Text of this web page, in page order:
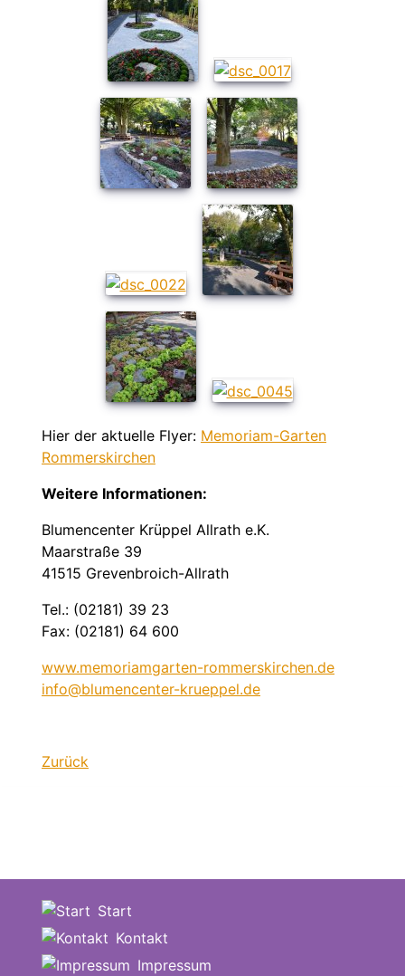
Hier der aktuelle Flyer: Memoriam-Garten
Rommerskirchen
Weitere Informationen:
Blumencenter Krüppel Allrath e.K.
Maarstraße 39
41515 Grevenbroich-Allrath
Tel.: (02181) 39 23
Fax: (02181) 64 600
www.memoriamgarten-rommerskirchen.de
info@blumencenter-krueppel.de
Zurück
Start
Kontakt
Impressum